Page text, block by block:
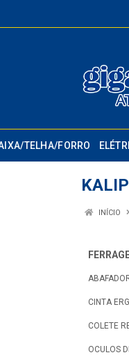
TELHA/FORRO
INÍCIO
CINTA
COLETE
OCULOS